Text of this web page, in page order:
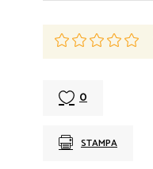
0
STAMPA